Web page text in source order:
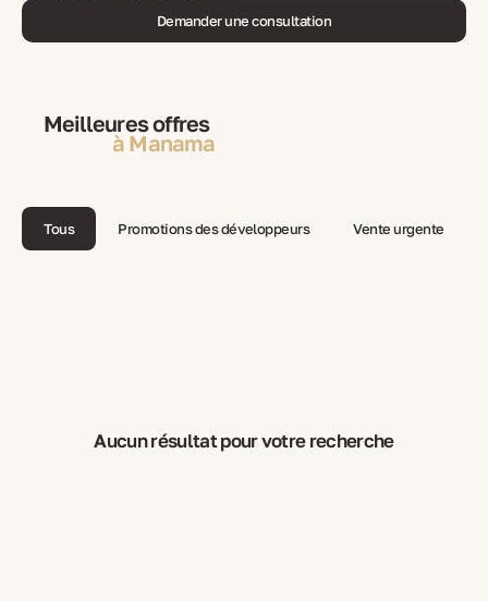
Demander une consultation
Meilleures offres
à Manama
Tous Promotions des développeurs Vente urgente
Aucun résultat pour votre recherche